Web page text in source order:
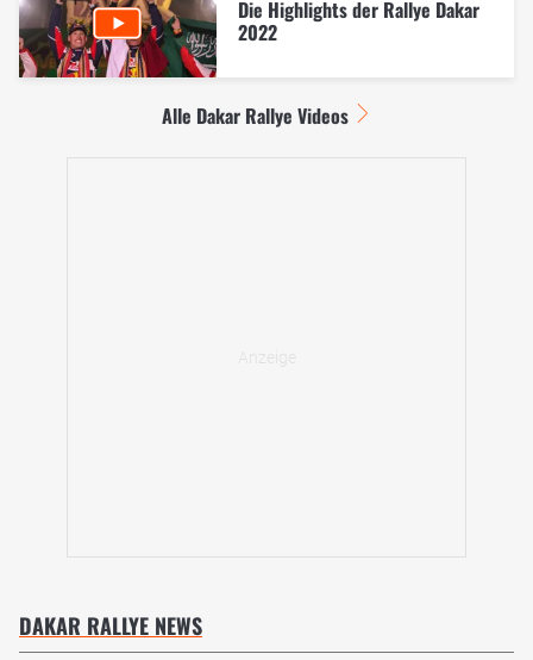
Die Highlights der Rallye Dakar
2022
Alle Dakar Rallye Videos
DAKAR RALLYE NEWS